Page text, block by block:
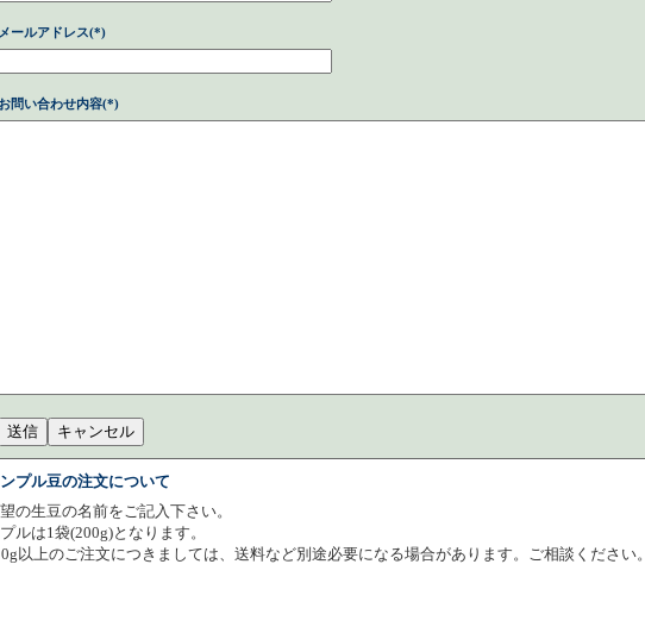
ールアドレス(*)
問い合わせ内容(*)
プル豆の注文について
の生豆の名前をご記入下さい。
ルは1袋(200g)となります。
以上のご注文につきましては、送料など別途必要になる場合があります。ご相談ください。